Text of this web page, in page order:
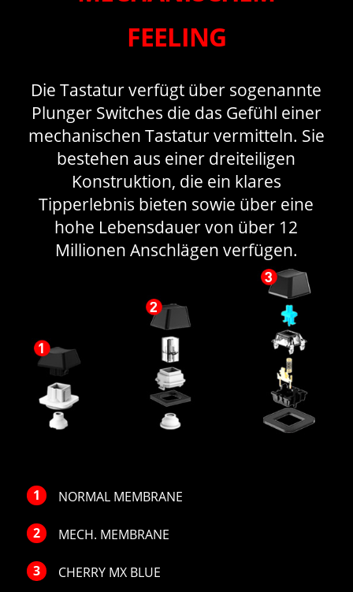
FEELING
Die Tastatur verfügt über sogenannte
Plunger Switches die das Gefühl einer
mechanischen Tastatur vermitteln. Sie
bestehen aus einer dreiteiligen
Konstruktion, die ein klares
Tipperlebnis bieten sowie über eine
hohe Lebensdauer von über 12
Millionen Anschlägen verfügen.
NORMAL MEMBRANE
MECH. MEMBRANE
CHERRY MX BLUE